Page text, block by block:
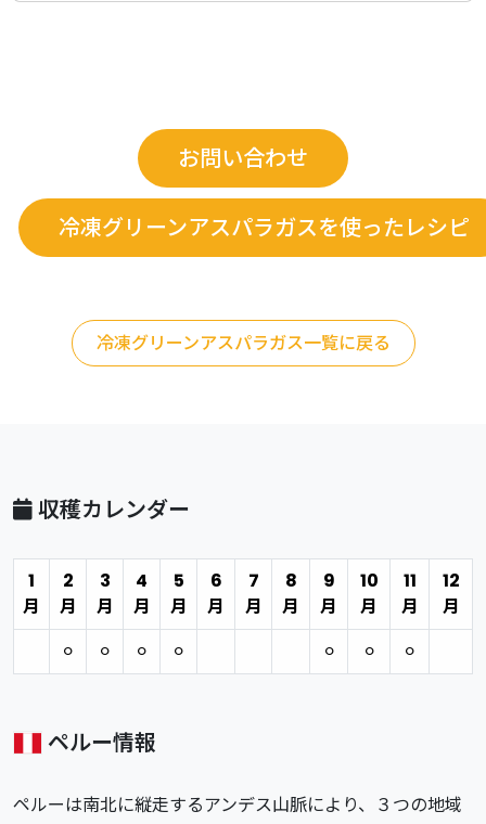
お問い合わせ
冷凍グリーンアスパラガスを使ったレシピ
冷凍グリーンアスパラガス一覧に戻る
収穫カレンダー
1
月
2
月
3
月
4
月
5
月
6
月
7
月
8
月
9
月
10
月
11
月
12
月
⚪︎
⚪︎ ⚪︎ ⚪︎ ⚪︎ ⚪︎ ⚪︎
ペルー情報
ペルーは南北に縦走するアンデス山脈により、３つの地域